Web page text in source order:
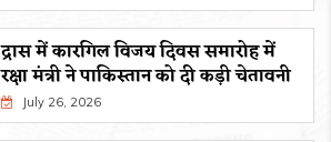
द्रास में कारगिल विजय दिवस समारोह में
रक्षा मंत्री ने पाकिस्तान को दी कड़ी चेतावनी
July 26, 2026